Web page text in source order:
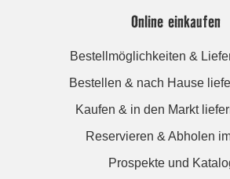
Online einkaufen
Bestellmöglichkeiten &
Bestellen & nach Hause
Kaufen & in den Markt
Reservieren & Abholen
Prospekte und